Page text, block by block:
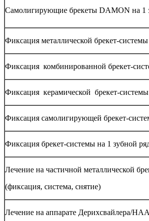
Самолигирующие брекеты DAMON на 1
Фиксация металлической брекет-
Фиксация комбинированной брекет-
Фиксация керамической брекет-
Фиксация самолигирующей брекет-
Фиксация брекет-системы на 1 зубной
Лечение на частичной металлической
(фиксация, система, снятие)
Лечение на аппарате Дерихсвайлера/